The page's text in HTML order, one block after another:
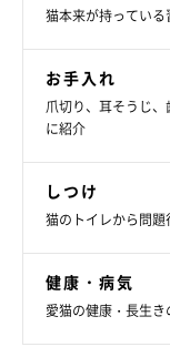
猫本来が持ってい
お手入れ
爪切り、耳そうじ
に紹介
しつけ
猫のトイレから問
健康・病気
愛猫の健康・長生